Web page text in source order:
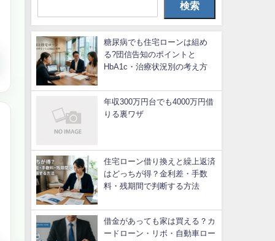
検索
糖尿病でも住宅ローンは組め
る?団信告知のポイントと
HbA1c・治療状況別の考え方
年収300万円台でも4000万円借
りる裏ワザ
住宅ローン借り換えと繰上返済
はどっちが得？金利差・手数
料・残期間で判断する方法
借金があっても家は買える？カ
ードローン・リボ・自動車ロー